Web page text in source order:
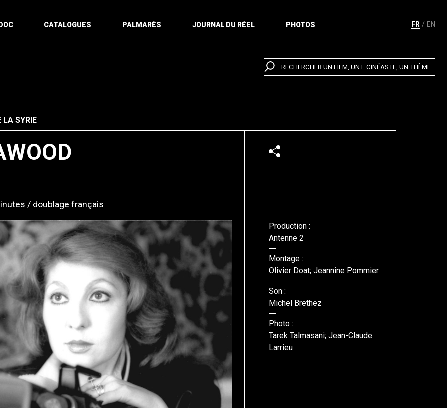
FR EN
CATALOGUES PALMARÈS JOURNAL DU RÉEL PHOTOS
RECHERCHER UN FILM, UN.E CINÉASTE, UN THÈME...
LA SYRIE
doublage français
Production :
Antenne 2
Montage :
Olivier Doat; Jeannine Pommier
Son :
Michel Brethez
Photo :
Tarek Talmasani; Jean-Claude
Larrieu